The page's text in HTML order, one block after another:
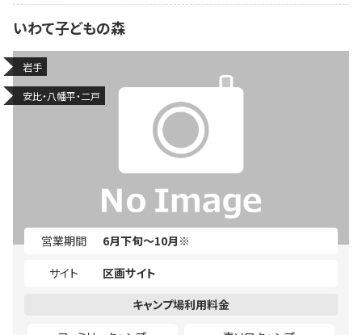
いわて子どもの森
岩手
安比・八幡平・二戸
営業期間
6月下旬～10月※
サイト
区画サイト